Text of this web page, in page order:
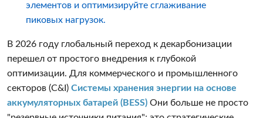
элементов и оптимизируйте сглаживание
пиковых нагрузок.
В 2026 году глобальный переход к декарбонизации
перешел от простого внедрения к глубокой
оптимизации. Для коммерческого и промышленного
секторов (C&I) Системы хранения энергии на основе
аккумуляторных батарей (BESS) Они больше не просто